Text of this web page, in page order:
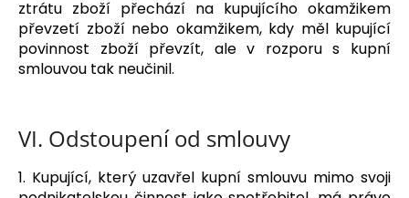
ztrátu zboží přechází na kupujícího okamžikem
převzetí zboží nebo okamžikem, kdy měl kupující
povinnost zboží převzít, ale v rozporu s kupní
smlouvou tak neučinil.
VI. Odstoupení od smlouvy
1. Kupující, který uzavřel kupní smlouvu mimo svoji